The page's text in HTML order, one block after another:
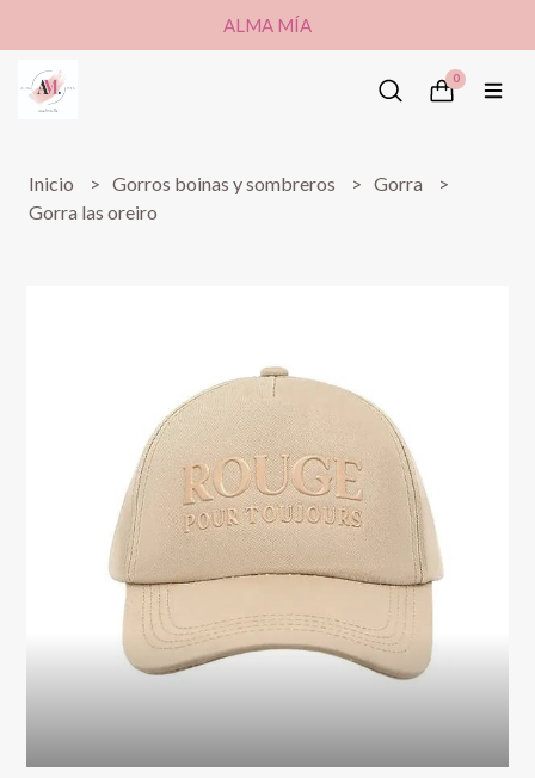
ALMA MÍA
0
Inicio Gorros boinas y sombreros
Gorra
Gorra las oreiro